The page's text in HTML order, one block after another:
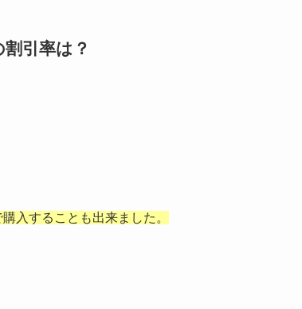
引率は？
購入することも出来ました。